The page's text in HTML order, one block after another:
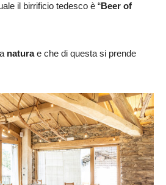
il birrificio tedesco è “Beer of
naturae che di questa si prende